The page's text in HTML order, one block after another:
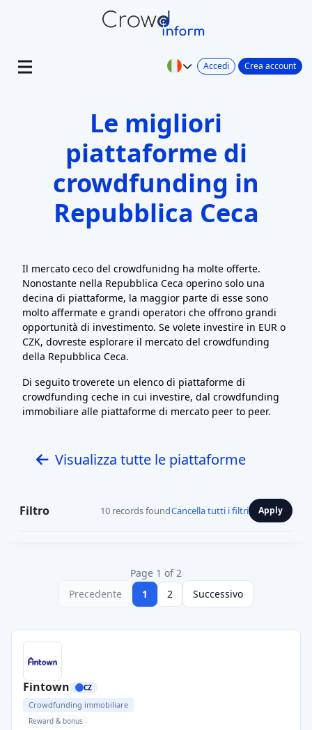
Accedi Crea account
Le migliori
piattaforme di
crowdfunding in
Repubblica Ceca
Il mercato ceco del crowdfunidng ha molte offerte.
Nonostante nella Repubblica Ceca operino solo una
decina di piattaforme, la maggior parte di esse sono
molto affermate e grandi operatori che offrono grandi
opportunità di investimento. Se volete investire in EUR o
CZK, dovreste esplorare il mercato del crowdfunding
della Repubblica Ceca.
Di seguito troverete un elenco di piattaforme di
crowdfunding ceche in cui investire, dal crowdfunding
immobiliare alle piattaforme di mercato peer to peer.
Visualizza tutte le piattaforme
Filtro 10 records foundCancella tutti i filtri Apply
Page 1 of 2
Precedente
1 2 Successivo
Fintown CZ
Crowdfunding immobiliare
Reward & bonus